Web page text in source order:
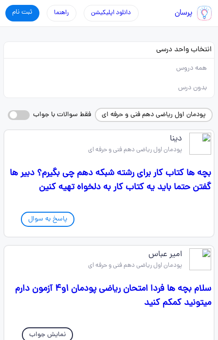
پرسان ثبت نام راهنما دانلود اپلیکیشن
انتخاب واحد درسی
همه دروس
بدون درس
پودمان اول ریاضی دهم فنی و حرفه ای فقط سوالات با جواب
دینا
پودمان اول ریاضی دهم فنی و حرفه ای
بچه ها کتاب کار برای رشته شبکه دهم چی بگیرم؟ دبیر ها
گفتن حتما باید یه کتاب کار به دلخواه تهیه کنین
پاسخ به سوال
امیر عباس
پودمان اول ریاضی دهم فنی و حرفه ای
سلام بچه ها فردا امتحان ریاضی پودمان ۱و۴ آزمون دارم
میتونید کمکم کنید
نمایش جواب